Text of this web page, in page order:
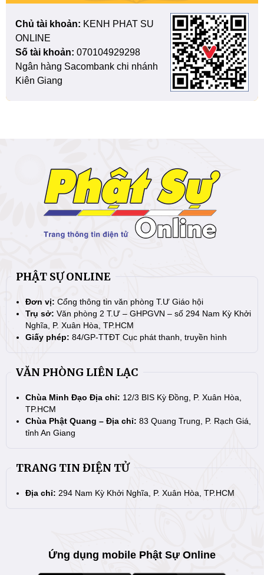
Chủ tài khoản: KENH PHAT SU
ONLINE
Số tài khoản: 070104929298
Ngân hàng Sacombank chi nhánh
Kiên Giang
PHẬT SỰ ONLINE
Đơn vị: Cổng thông tin văn phòng T.Ư Giáo hội
Trụ sở: Văn phòng 2 T.Ư – GHPGVN – số 294 Nam Kỳ Khởi
Nghĩa, P. Xuân Hòa, TP.HCM
Giấy phép: 84/GP-TTĐT Cục phát thanh, truyền hình
VĂN PHÒNG LIÊN LẠC
Chùa Minh Đạo Địa chỉ: 12/3 BIS Kỳ Đồng, P. Xuân Hòa,
TP.HCM
Chùa Phật Quang – Địa chỉ: 83 Quang Trung, P. Rạch Giá,
tỉnh An Giang
TRANG TIN ĐIỆN TỬ
Địa chỉ: 294 Nam Kỳ Khởi Nghĩa, P. Xuân Hòa, TP.HCM
Ứng dụng mobile Phật Sự Online